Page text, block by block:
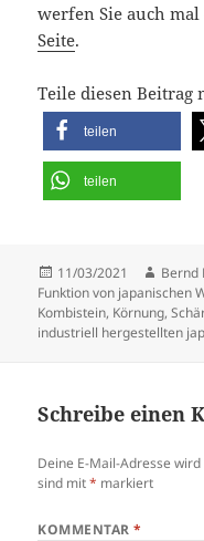
werfen Sie auch
Seite.
Teile diesen Beitrag
teilen
teilen
Veröffentlicht
am
11/03/2021 Autor
Bernd
Funktion von japanischen
Kombistein, Körnung,
industriell hergestellten
Schreibe einen
Deine E-Mail-Adresse
sind mit* markiert
KOMMENTAR*